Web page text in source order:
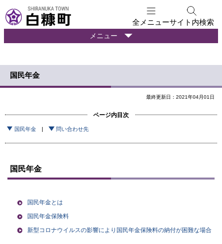
文
へ
ュ
へ
全メニューサイト内検索
暮
ら
の
報
メニュー
国民年金
最終更新日：2021年04月01日
ページ内目次
国民年金 問い合わせ先
国民年金
国民年金とは
国民年金保険料
新型コロナウイルスの影響により国民年金保険料の納付が困難な場合